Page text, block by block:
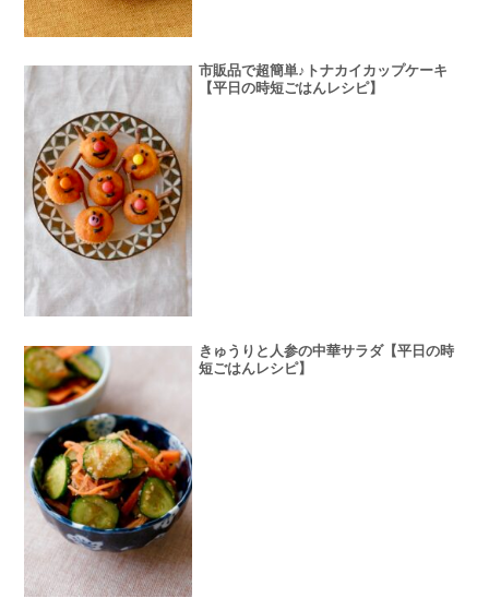
市販品で超簡単♪トナカイカップケーキ
【平日の時短ごはんレシピ】
きゅうりと人参の中華サラダ【平日の時
短ごはんレシピ】